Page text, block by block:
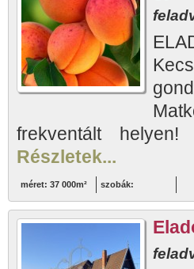
frekventált
Részletek...
méret: 37 000m² szobák: